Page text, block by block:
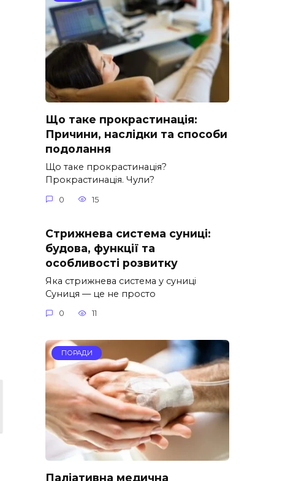
Що таке прокрастинація:
Причини, наслідки та способи
подолання
Що таке прокрастинація?
Прокрастинація. Чули?
0 15
Стрижнева система суниці:
будова, функції та
особливості розвитку
Яка стрижнева система у суниці
Суниця — це не просто
0 11
ПОРАДИ
Паліативна медична